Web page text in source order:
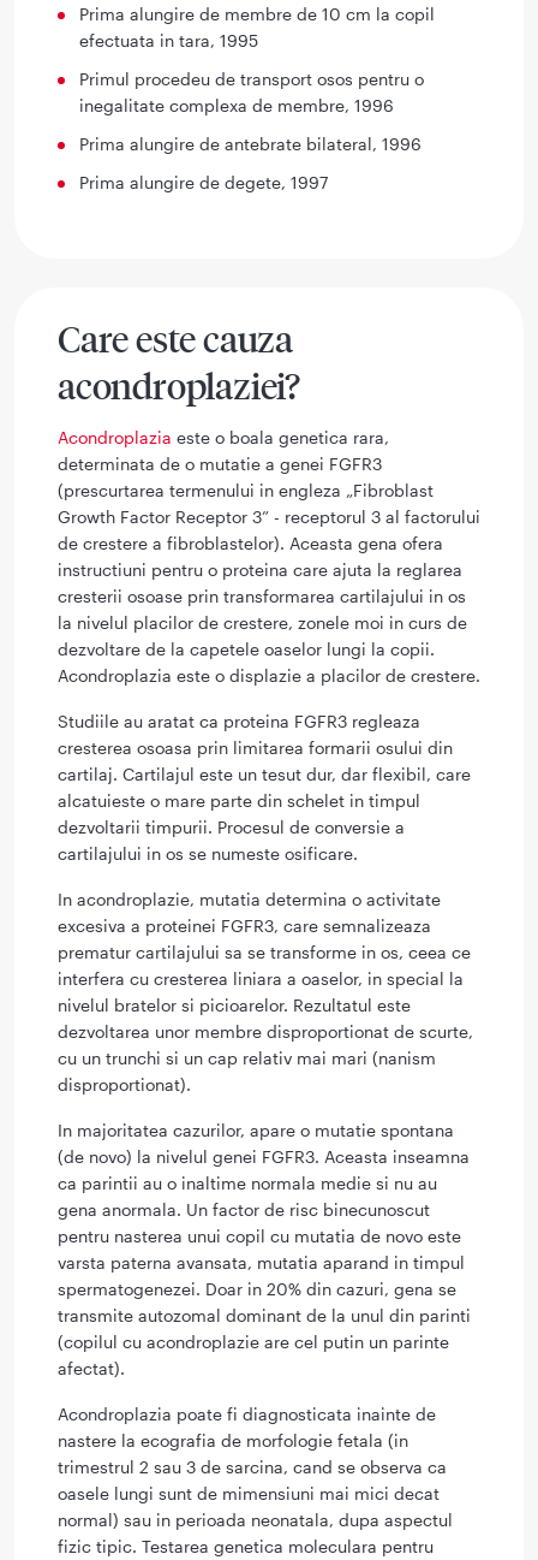
Prima alungire de membre de 10 cm la copil
efectuata in tara, 1995
Primul procedeu de transport osos pentru o
inegalitate complexa de membre, 1996
Prima alungire de antebrate bilateral, 1996
Prima alungire de degete, 1997
Care este cauza
acondroplaziei?
Acondroplazia este o boala genetica rara,
determinata de o mutatie a genei FGFR3
(prescurtarea termenului in engleza „Fibroblast
Growth Factor Receptor 3” - receptorul 3 al factorului
de crestere a fibroblastelor). Aceasta gena ofera
instructiuni pentru o proteina care ajuta la reglarea
cresterii osoase prin transformarea cartilajului in os
la nivelul placilor de crestere, zonele moi in curs de
dezvoltare de la capetele oaselor lungi la copii.
Acondroplazia este o displazie a placilor de crestere.
Studiile au aratat ca proteina FGFR3 regleaza
cresterea osoasa prin limitarea formarii osului din
cartilaj. Cartilajul este un tesut dur, dar flexibil, care
alcatuieste o mare parte din schelet in timpul
dezvoltarii timpurii. Procesul de conversie a
cartilajului in os se numeste osificare.
In acondroplazie, mutatia determina o activitate
excesiva a proteinei FGFR3, care semnalizeaza
prematur cartilajului sa se transforme in os, ceea ce
interfera cu cresterea liniara a oaselor, in special la
nivelul bratelor si picioarelor. Rezultatul este
dezvoltarea unor membre disproportionat de scurte,
cu un trunchi si un cap relativ mai mari (nanism
disproportionat).
In majoritatea cazurilor, apare o mutatie spontana
(de novo) la nivelul genei FGFR3. Aceasta inseamna
ca parintii au o inaltime normala medie si nu au
gena anormala. Un factor de risc binecunoscut
pentru nasterea unui copil cu mutatia de novo este
varsta paterna avansata, mutatia aparand in timpul
spermatogenezei. Doar in 20% din cazuri, gena se
transmite autozomal dominant de la unul din parinti
(copilul cu acondroplazie are cel putin un parinte
afectat).
Acondroplazia poate fi diagnosticata inainte de
nastere la ecografia de morfologie fetala (in
trimestrul 2 sau 3 de sarcina, cand se observa ca
oasele lungi sunt de mimensiuni mai mici decat
normal) sau in perioada neonatala, dupa aspectul
fizic tipic. Testarea genetica moleculara pentru